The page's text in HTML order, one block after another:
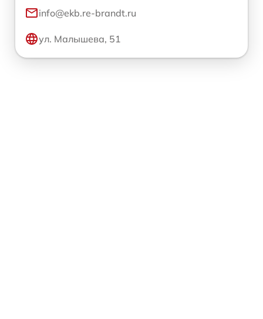
info@ekb.re-brandt.ru
ул. Малышева, 51